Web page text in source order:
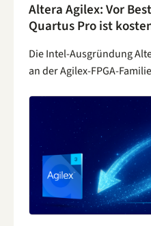
Altera Agilex: Vor
Quartus Pro ist
Die Intel-Ausgründung
an der Agilex-FPGA-